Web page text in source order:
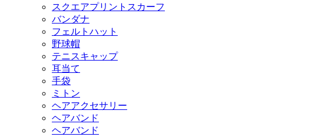
スクエアプリントスカーフ
バンダナ
フェルトハット
野球帽
テニスキャップ
耳当て
手袋
ミトン
ヘアアクセサリー
ヘアバンド
ヘアバンド